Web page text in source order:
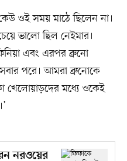
ওই সময় মাঠে ছিলেন না।
ভালো ছিল নেইমার।
এবং এরপর ব্রুনো
সবার পরে। আমরা ব্রুনোকে
খেলোয়াড়দের মধ্যে ওকেই
নরওয়ের